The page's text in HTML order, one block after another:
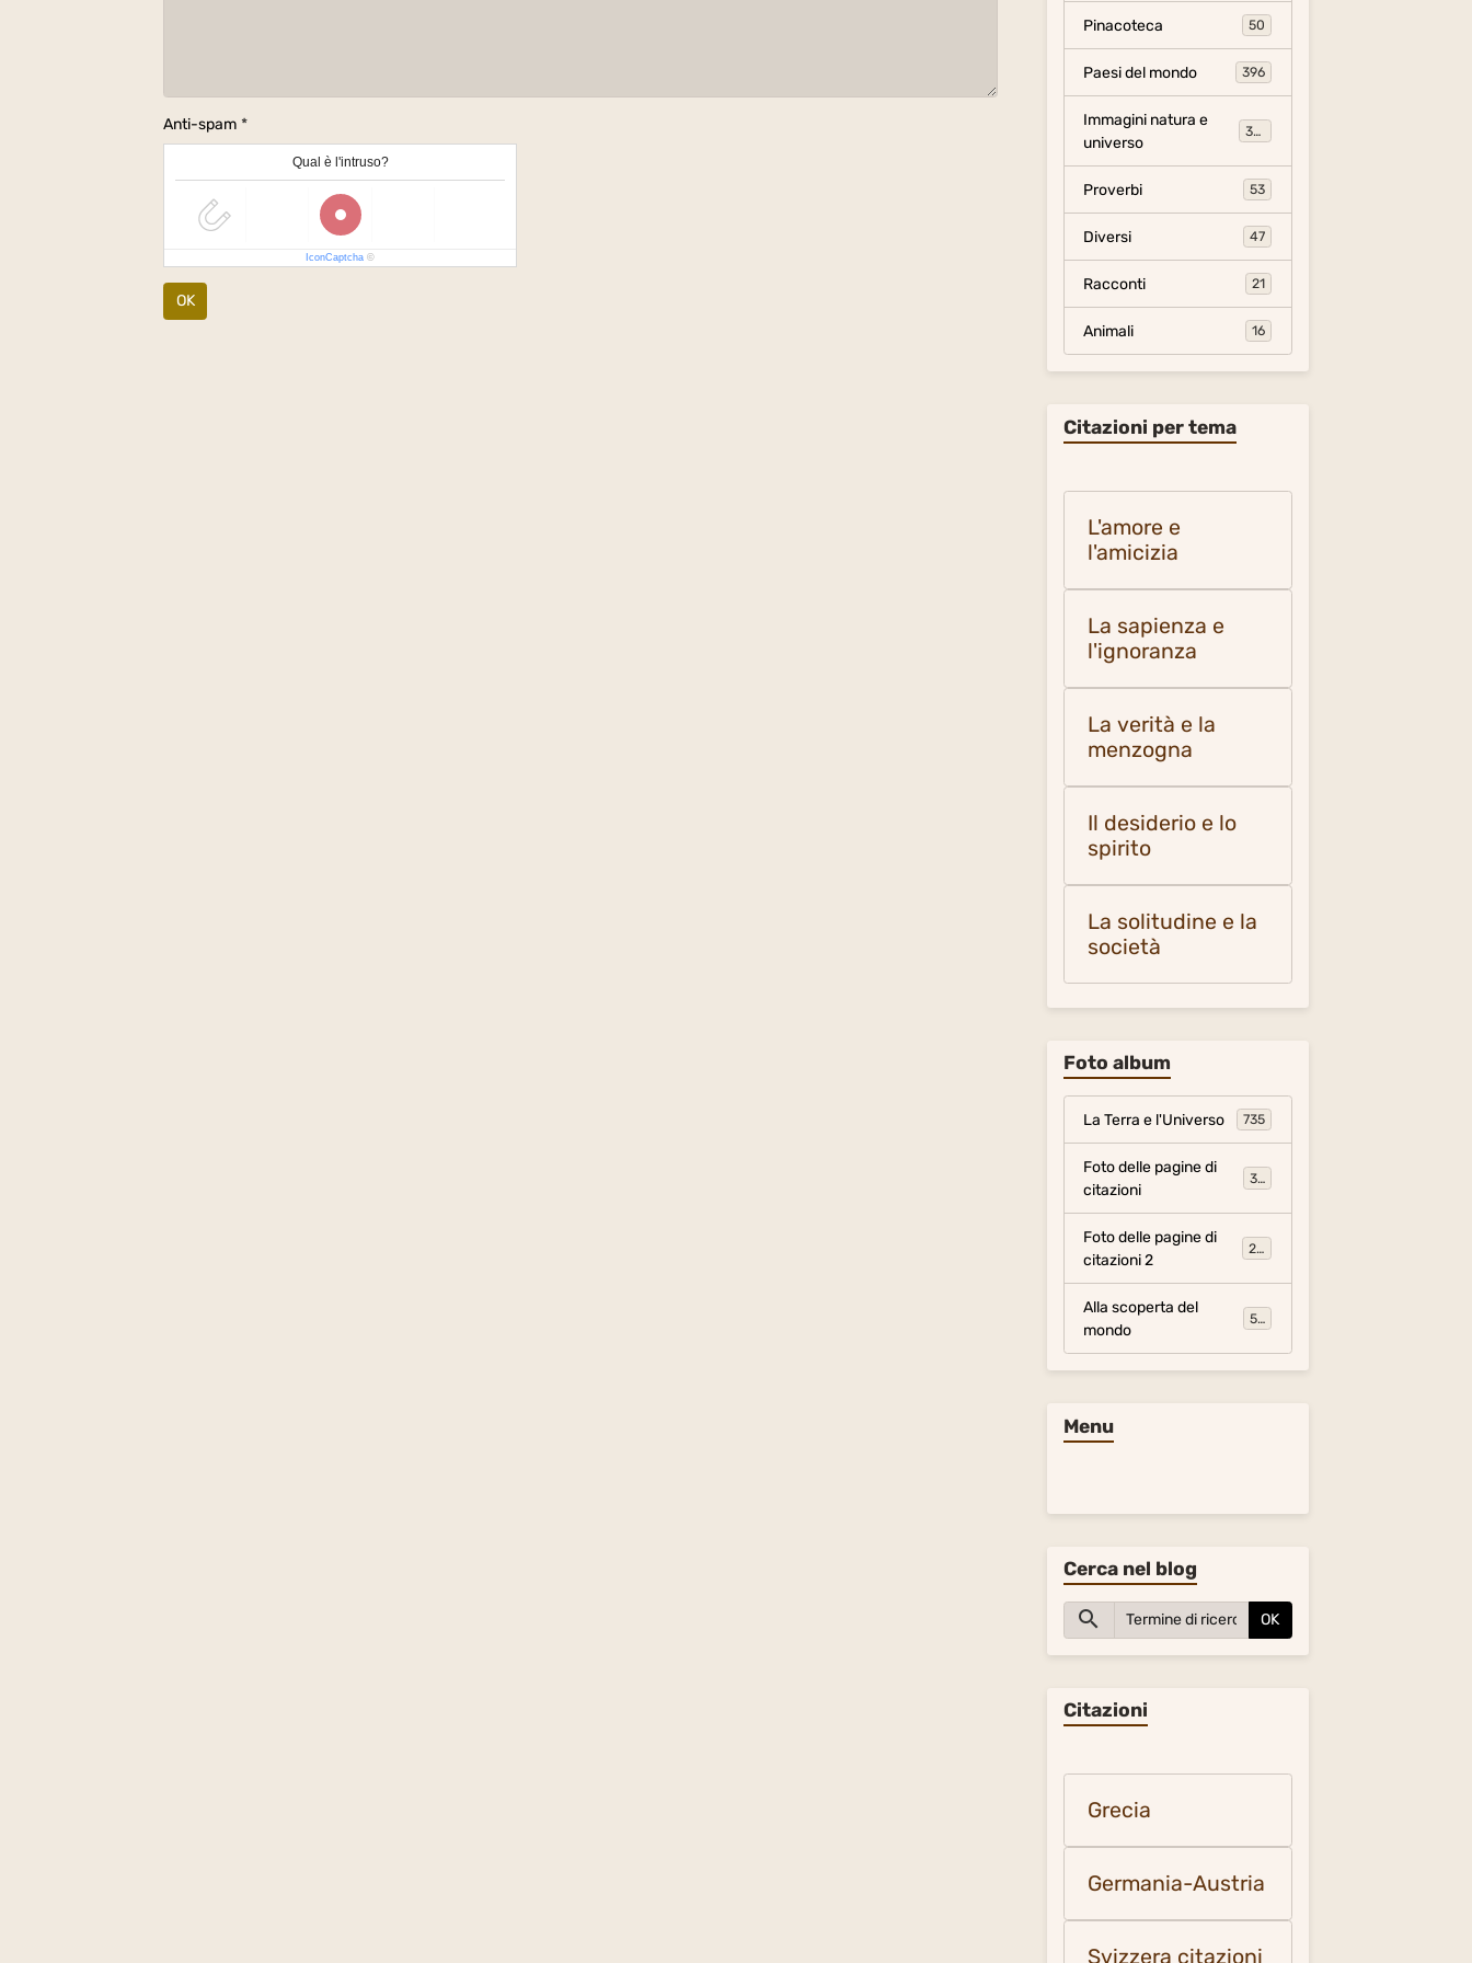
Anti-spam
Qual è l'intruso?
IconCaptcha ©
OK
Pinacoteca 50
Paesi del mondo 396
Immagini natura e
universo
306
Proverbi 53
Diversi 47
Racconti 21
Animali 16
Citazioni per tema
L'amore e
l'amicizia
La sapienza e
l'ignoranza
La verità e la
menzogna
Il desiderio e lo
spirito
La solitudine e la
società
Foto album
La Terra e l'Universo 735
Foto delle pagine di
citazioni
317
Foto delle pagine di
citazioni 2
281
Alla scoperta del
mondo
54
Menu
Cerca nel blog
OK
Citazioni
Grecia
Germania-Austria
Svizzera citazioni